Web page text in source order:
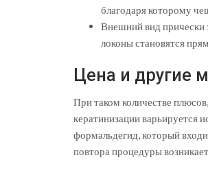
благодаря которому
Внешний вид прически
локоны становятся
Цена и другие
При таком количестве
кератинизации
формальдегид, который
повтора процедуры